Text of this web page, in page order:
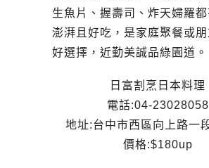
生魚片、握壽司、炸天婦羅
澎湃且好吃，是家庭聚餐或
好選擇，近勤美誠品綠園道。
日富割烹日本料理
電話:04-23028058
地址:台中市西區向上路一
價格:$180up